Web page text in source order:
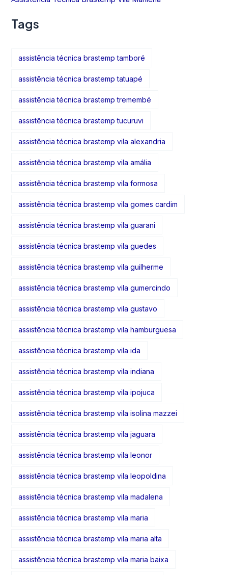
Tags
assistência técnica brastemp tamboré
assistência técnica brastemp tatuapé
assistência técnica brastemp tremembé
assistência técnica brastemp tucuruvi
assistência técnica brastemp vila alexandria
assistência técnica brastemp vila amália
assistência técnica brastemp vila formosa
assistência técnica brastemp vila gomes cardim
assistência técnica brastemp vila guarani
assistência técnica brastemp vila guedes
assistência técnica brastemp vila guilherme
assistência técnica brastemp vila gumercindo
assistência técnica brastemp vila gustavo
assistência técnica brastemp vila hamburguesa
assistência técnica brastemp vila ida
assistência técnica brastemp vila indiana
assistência técnica brastemp vila ipojuca
assistência técnica brastemp vila isolina mazzei
assistência técnica brastemp vila jaguara
assistência técnica brastemp vila leonor
assistência técnica brastemp vila leopoldina
assistência técnica brastemp vila madalena
assistência técnica brastemp vila maria
assistência técnica brastemp vila maria alta
assistência técnica brastemp vila maria baixa